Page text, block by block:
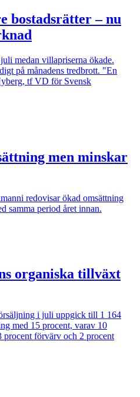
bostadsrätter – nu
medan villapriserna ökade.
på månadens tredbrott. "En
tf VD för Svensk
men minskar
redovisar ökad omsättning
samma period året innan.
organiska tillväxt
i juli uppgick till 1 164
med 15 procent, varav 10
procent förvärv och 2 procent